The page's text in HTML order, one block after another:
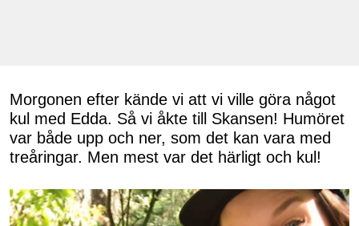
Morgonen efter kände vi att vi ville göra något
kul med Edda. Så vi åkte till Skansen! Humöret
var både upp och ner, som det kan vara med
treåringar. Men mest var det härligt och kul!